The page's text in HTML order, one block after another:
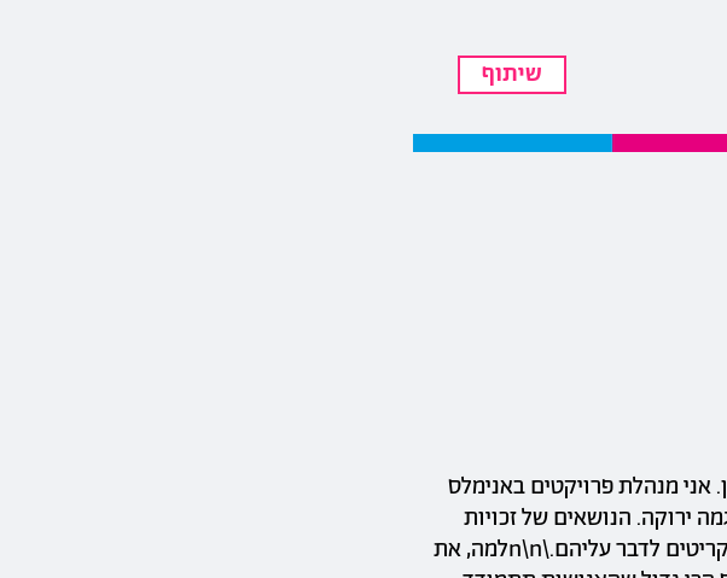
שיתוף
כיום בפלורנטין. אני מנהלת פרויקטים באנימלס
ירוקה. הנושאים של זכויות
בעלי חיים ומשבר האקלים הינם הנושאים הכי חשובים וקריטים לדבר עליהם.\n\nלמה, את